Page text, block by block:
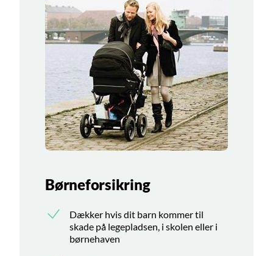
Børneforsikring
Dækker hvis dit barn kommer til
skade på legepladsen, i skolen eller i
børnehaven